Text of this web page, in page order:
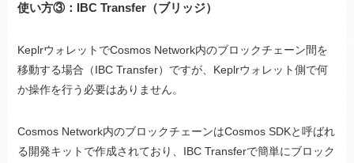
使い方③：IBC Transfer（ブリッジ）
KeplrウォレットでCosmos Network内のブロックチェーン間を
移動する場合（IBC Transfer）ですが、Keplrウォレット側で何
か操作を行う必要はありません。
Cosmos Network内のブロックチェーンはCosmos SDKと呼ばれ
る開発キットで作成されており、IBC Transferで簡単にブロック